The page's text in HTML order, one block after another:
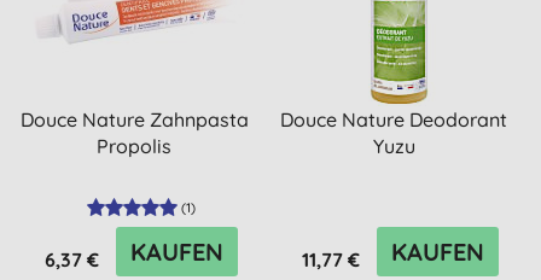
Douce Nature Zahnpasta
Propolis
(1)
6,37 € KAUFEN
Douce Nature Deodorant
Yuzu
11,77 € KAUFEN